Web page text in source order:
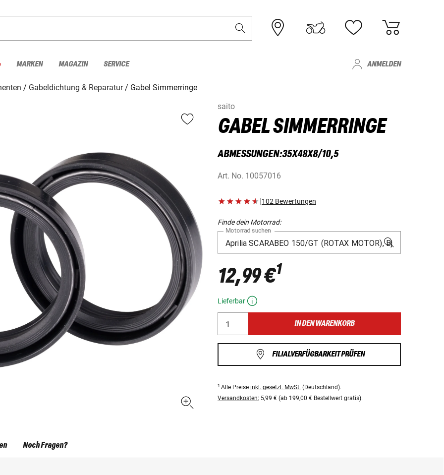
MARKEN MAGAZIN SERVICE ANMELDEN
Gabeldichtung & Reparatur
Gabel Simmerringe
saito
GABEL SIMMERRINGE
ABMESSUNGEN:35X48X8/10,5
Art. No. 10057016
|102 Bewertungen
Finde dein Motorrad:
Motorrad suchen
12,99 €1
Lieferbar
IN DEN WARENKORB
FILIALVERFÜGBARKEIT PRÜFEN
1 Alle Preise inkl. gesetzl. MwSt. (Deutschland).
Versandkosten: 5,99 € (ab 199,00 € Bestellwert gratis).
Noch Fragen?